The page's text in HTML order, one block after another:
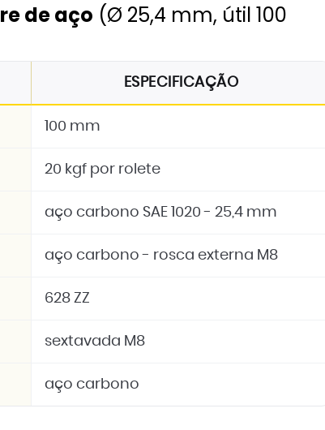
de aço (Ø 25,4 mm, útil 100
ESPECIFICAÇÃO
100 mm
20 kgf por rolete
aço carbono SAE 1020 - 25,4 mm
aço carbono - rosca externa M8
628 ZZ
sextavada M8
aço carbono